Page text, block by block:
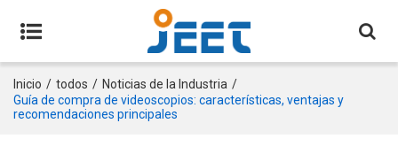
Inicio / todos / Noticias de la Industria /
Guía de compra de videoscopios: características, ventajas y
recomendaciones principales